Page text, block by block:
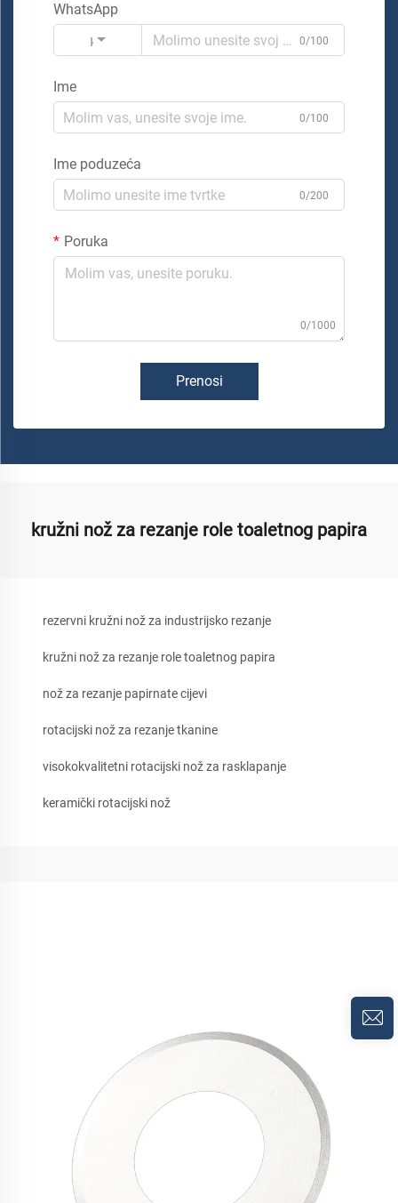
WhatsApp
Kod
0/100
Ime
0/100
Ime poduzeća
0/200
Poruka
0/1000
Prenosi
kružni nož za rezanje role toaletnog papira
rezervni kružni nož za industrijsko rezanje
kružni nož za rezanje role toaletnog papira
nož za rezanje papirnate cijevi
rotacijski nož za rezanje tkanine
visokokvalitetni rotacijski nož za rasklapanje
keramički rotacijski nož